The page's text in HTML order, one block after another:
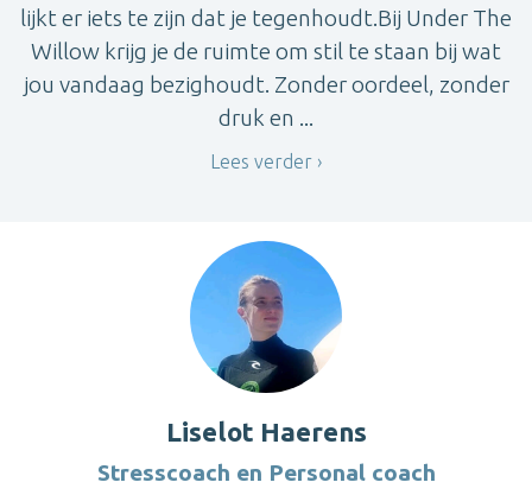
lijkt er iets te zijn dat je tegenhoudt.Bij Under The
Willow krijg je de ruimte om stil te staan bij wat
jou vandaag bezighoudt. Zonder oordeel, zonder
druk en ...
Lees verder
Liselot Haerens
Stresscoach en Personal coach